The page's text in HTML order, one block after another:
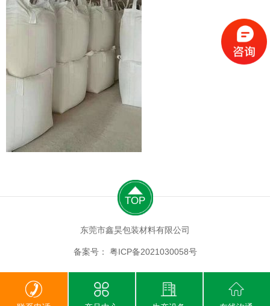
TOP
东莞市鑫昊包装材料有限公司
备案号： 粤ICP备2021030058号